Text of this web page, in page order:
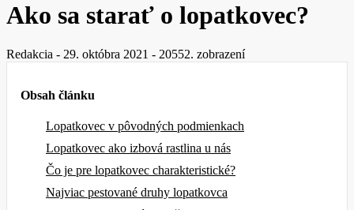
Ako sa starať o lopatkovec?
Redakcia - 29. októbra 2021 - 20552. zobrazení
Obsah článku
Lopatkovec v pôvodných podmienkach
Lopatkovec ako izbová rastlina u nás
Čo je pre lopatkovec charakteristické?
Najviac pestované druhy lopatkovca